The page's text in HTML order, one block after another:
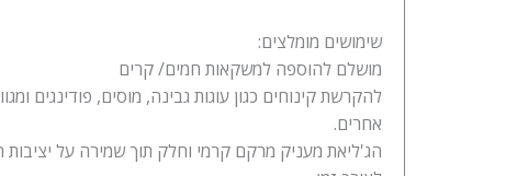
שימושים מומלצים:
מושלם להוספה למשקאות חמים/ קרים
להקרשת קינוחים כגון עוגות גבינה, מוסים, פודינגים
אחרים.
הג'ליאת מעניק מרקם קרמי וחלק תוך שמירה על יציבות